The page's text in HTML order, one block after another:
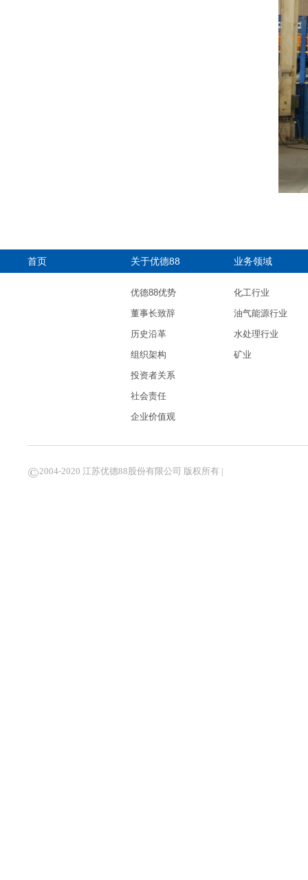
首页 关于优德88
优德88优势
董事长致辞
历史沿革
组织架构
投资者关系
社会责任
企业价值观
业务领域
化工行业
油气能源行业
水处理行业
矿业
©2004-2020 江苏优德88股份有限公司 版权所有 |